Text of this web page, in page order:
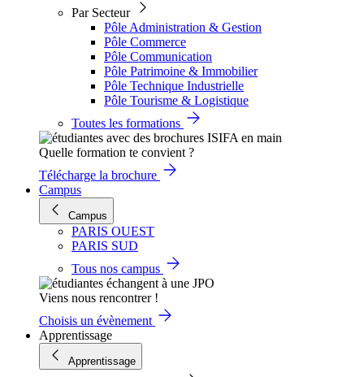
Par Secteur
Pôle Administration & Gestion
Pôle Commerce
Pôle Communication
Pôle Patrimoine & Immobilier
Pôle Technique Industrielle
Pôle Tourisme & Logistique
Toutes les formations
Quelle formation te convient ?
Télécharge la brochure
Campus
Campus
PARIS OUEST
PARIS SUD
Tous nos campus
Viens nous rencontrer !
Choisis un évènement
Apprentissage
Apprentissage